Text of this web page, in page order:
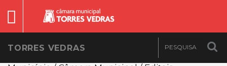
TORRES VEDRAS